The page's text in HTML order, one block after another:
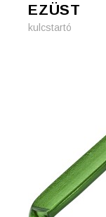
EZÜST
kulcstartó